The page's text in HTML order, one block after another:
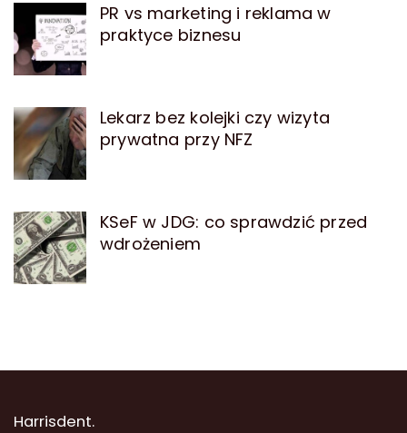
PR vs marketing i reklama w
praktyce biznesu
Lekarz bez kolejki czy wizyta
prywatna przy NFZ
KSeF w JDG: co sprawdzić przed
wdrożeniem
Harrisdent.